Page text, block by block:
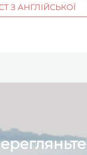
З АНГЛІЙСЬКОЇ